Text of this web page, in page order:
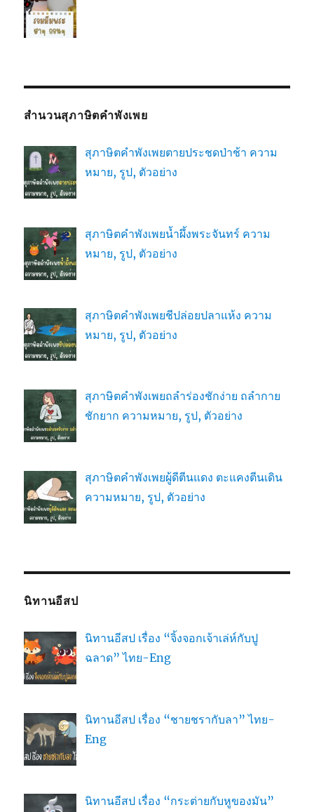
สำนวนสุภาษิตคำพังเพย
สุภาษิตคำพังเพยตายประชดป่าช้า ความ
หมาย, รูป, ตัวอย่าง
สุภาษิตคำพังเพยน้ำผึ้งพระจันทร์ ความ
หมาย, รูป, ตัวอย่าง
สุภาษิตคำพังเพยชีปล่อยปลาแห้ง ความ
หมาย, รูป, ตัวอย่าง
สุภาษิตคำพังเพยถลำร่องชักง่าย ถลำกาย
ชักยาก ความหมาย, รูป, ตัวอย่าง
สุภาษิตคำพังเพยผู้ดีตีนแดง ตะแคงตีนเดิน
ความหมาย, รูป, ตัวอย่าง
นิทานอีสป
นิทานอีสป เรื่อง “จิ้งจอกเจ้าเล่ห์กับปู
ฉลาด” ไทย-Eng
นิทานอีสป เรื่อง “ชายชรากับลา” ไทย-
Eng
นิทานอีสป เรื่อง “กระต่ายกับหูของมัน”